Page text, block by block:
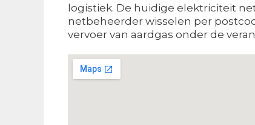
logistiek. De huidige elektriciteit
netbeheerder wisselen per
vervoer van aardgas onder de